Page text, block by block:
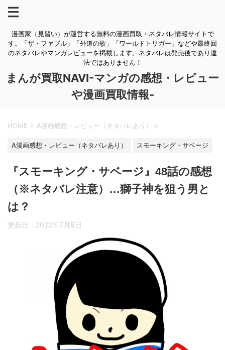
漫画家（見習い）が運営する無料の漫画買取・ネタバレ情報サイトで
す。「ザ・ファブル」「外道の歌」「ワールドトリガー」などや最終回
のネタバレやマンガレビューを掲載します。ネタバレは発売後であり違
法ではありません！
まんが買取NAVI-マンガの感想・レビュー
や漫画買取情報-
HOME > A漫画感想・レビュー（ネタバレあり） >
A漫画感想・レビュー（ネタバレあり） スモーキング・サベージ
『スモーキング・サベージ』48話の感想
（※ネタバレ注意）…獅子神を狙う男と
は？
更新日： 2022年7月8日